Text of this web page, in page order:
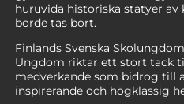
huruvida historiska statyer av
borde tas bort.
Finlands Svenska
Ungdom riktar ett stort tack
medverkande som bidrog till
inspirerande och högklassig